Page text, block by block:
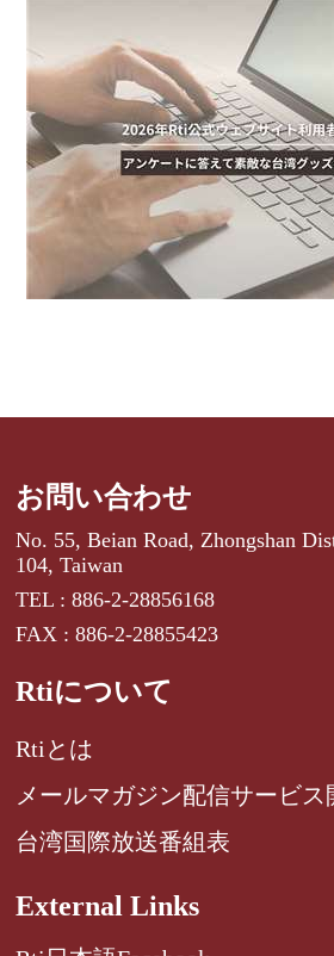
お問い合わせ
No. 55, Beian Road, Zhongshan
104, Taiwan
TEL : 886-2-28856168
FAX : 886-2-28855423
Rtiについて
Rtiとは
メールマガジン配信サービス
台湾国際放送番組表
External Links